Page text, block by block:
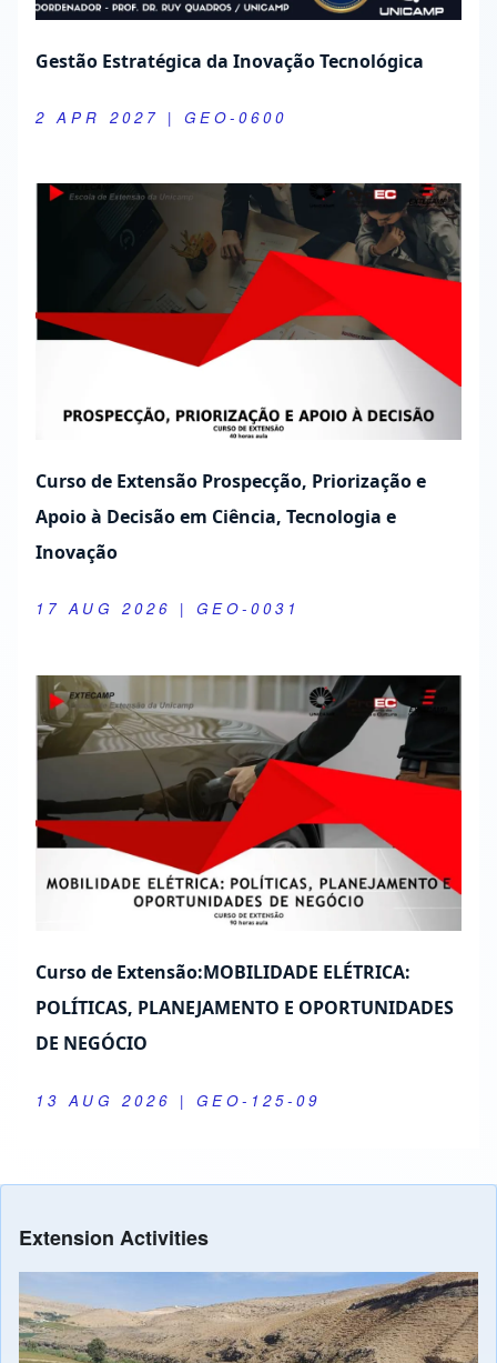
Gestão Estratégica da Inovação Tecnológica
2 APR 2027 | GEO-0600
Curso de Extensão Prospecção, Priorização e
Apoio à Decisão em Ciência, Tecnologia e
Inovação
17 AUG 2026 | GEO-0031
Curso de Extensão:MOBILIDADE ELÉTRICA:
POLÍTICAS, PLANEJAMENTO E OPORTUNIDADES
DE NEGÓCIO
13 AUG 2026 | GEO-125-09
Extension Activities